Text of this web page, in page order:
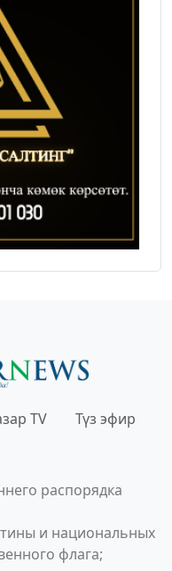
TV Түз эфир
распорядка
и национальных
флага;